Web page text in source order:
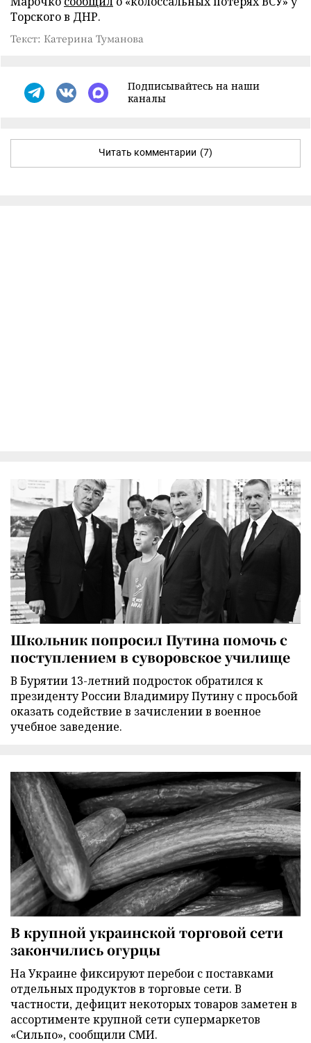
Торского в ДНР.
Текст: Катерина Туманова
Подписывайтесь на наши
каналы
Читать комментарии (7)
Школьник попросил Путина помочь с
поступлением в суворовское училище
В Бурятии 13-летний подросток обратился к
президенту России Владимиру Путину с просьбой
оказать содействие в зачислении в военное
учебное заведение.
В крупной украинской торговой сети
закончились огурцы
На Украине фиксируют перебои с поставками
отдельных продуктов в торговые сети. В
частности, дефицит некоторых товаров заметен в
ассортименте крупной сети супермаркетов
«Сильпо», сообщили СМИ.